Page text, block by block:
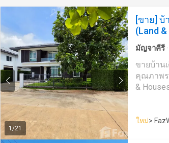
1 /21
[ขาย]
(Land
มัญจาคีรี ·
ลานระเบี
ขายบ้าน
คุณภาพร
&
ปลอดภั
สาธารณ
ใหม่>